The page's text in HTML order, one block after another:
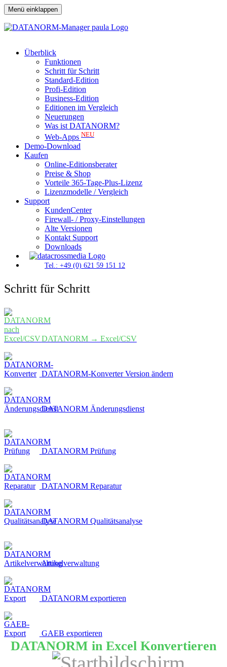
Menü einklappen
Überblick
Funktionen
Schritt für Schritt
Standard-Edition
Profi-Edition
Business-Edition
Editionen im Vergleich
Neuerungen
Was ist DATANORM?
Web-Apps NEU
Demo-Download
Kaufen
Online-Editionsberater
Preise & Shop
Vorteile 365-Tage-Plus-Lizenz
Lizenzmodelle / Vergleich
Support
KundenCenter
Firewall- / Proxy-Einstellungen
Alte Versionen
Kontakt Support
Downloads
Tel.: +49 (0) 621 59 151 12
Schritt für Schritt
DATANORM → Excel/CSV
DATANORM-Konverter Version ändern
DATANORM Änderungsdienst
DATANORM Prüfung
DATANORM Reparatur
DATANORM Qualitätsanalyse
Artikelverwaltung
DATANORM exportieren
GAEB exportieren
DATANORM in Excel Konvertieren